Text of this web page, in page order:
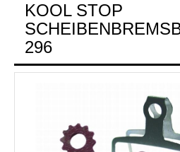
KOOL STOP
296